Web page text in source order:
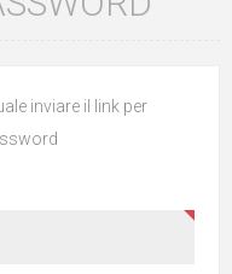
inviare il link per